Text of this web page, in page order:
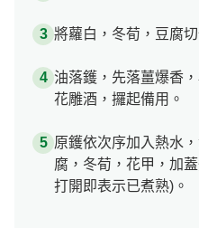
將蘿白，冬荀，豆腐切
油落鑊，先落薑爆香
花雕酒，攞起備用。
原鑊依次序加入熱水
腐，冬荀，花甲，加
打開即表示已煮熟)。